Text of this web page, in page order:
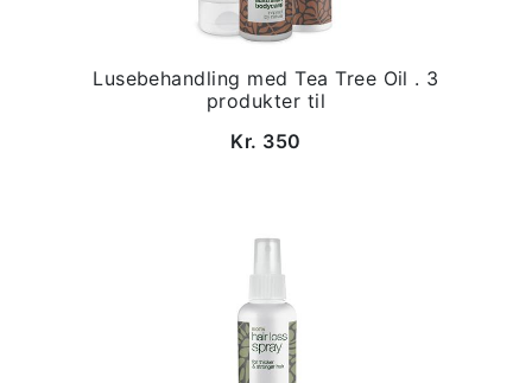
Lusebehandling med Tea Tree Oil . 3
produkter til
Kr. 350